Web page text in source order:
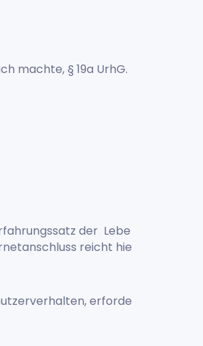
machte, § 19a UrhG.
der Lebe
reicht hie
erforde